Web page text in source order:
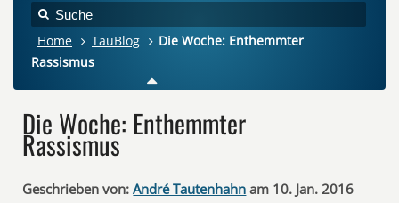
Home TauBlog
Die Woche: Enthemmter
Rassismus
Die Woche: Enthemmter
Rassismus
Geschrieben von: André Tautenhahn am 10. Jan. 2016